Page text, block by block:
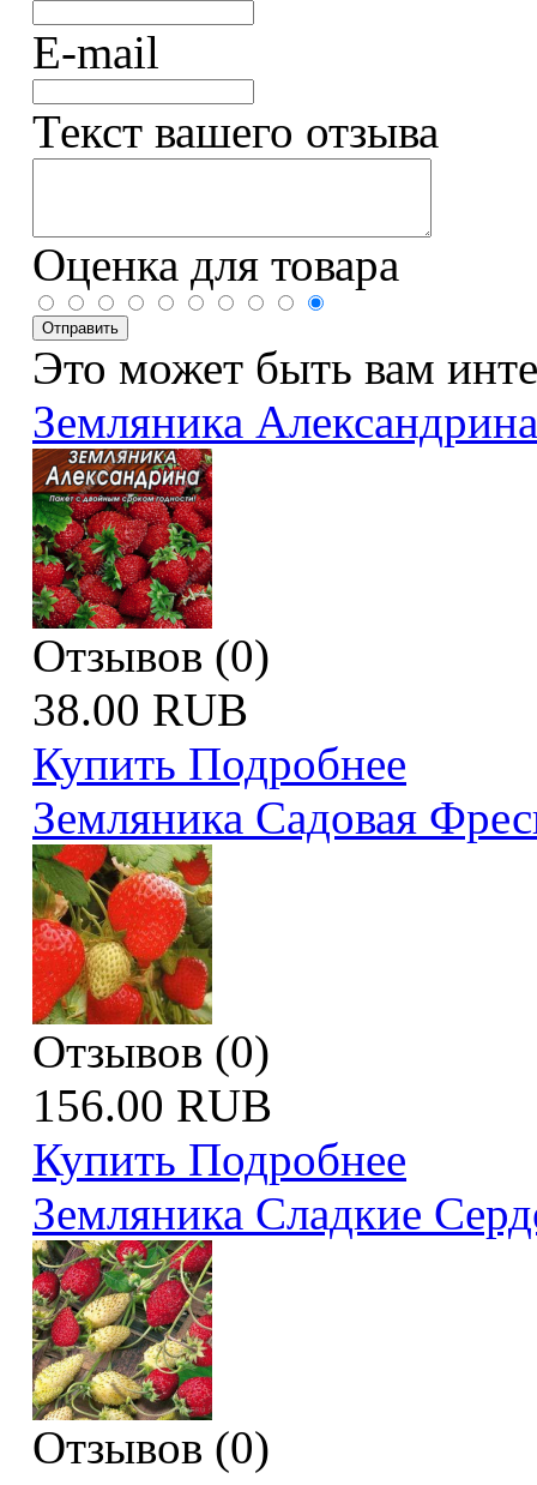
E-mail
Текст вашего отзыва
Оценка для товара
Это может быть вам
Земляника Александрина
Отзывов (0)
38.00 RUB
Купить Подробнее
Земляника Садовая
Отзывов (0)
156.00 RUB
Купить Подробнее
Земляника Сладкие
Отзывов (0)